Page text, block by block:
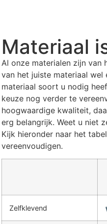
Materiaal
Al onze materialen zijn van
van het juiste materiaal wel
materiaal soort u nodig
keuze nog verder te
hoogwaardige kwaliteit,
erg belangrijk. Weet u niet
Kijk hieronder naar het
vereenvoudigen.
Zelfklevend